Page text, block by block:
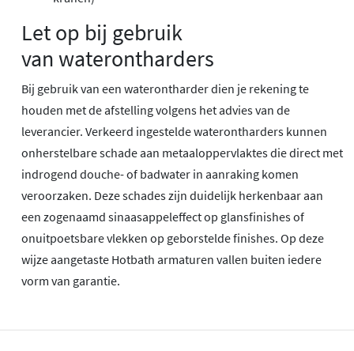
Let op bij gebruik
van waterontharders
Bij gebruik van een waterontharder dien je rekening te
houden met de afstelling volgens het advies van de
leverancier. Verkeerd ingestelde waterontharders kunnen
onherstelbare schade aan metaaloppervlaktes die direct met
indrogend douche- of badwater in aanraking komen
veroorzaken. Deze schades zijn duidelijk herkenbaar aan
een zogenaamd sinaasappeleffect op glansfinishes of
onuitpoetsbare vlekken op geborstelde finishes. Op deze
wijze aangetaste Hotbath armaturen vallen buiten iedere
vorm van garantie.